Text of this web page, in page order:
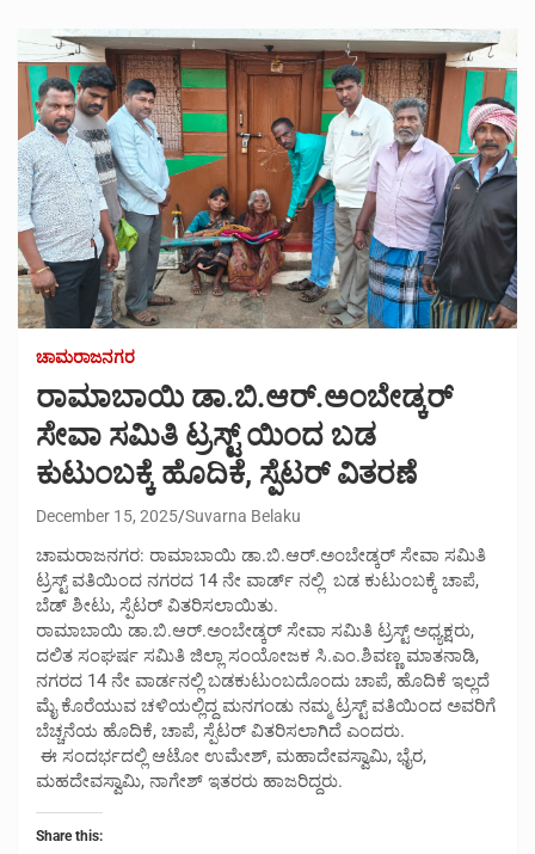
ಚಾಮರಾಜನಗರ
ರಾಮಾಬಾಯಿ ಡಾ.ಬಿ.ಆರ್.ಅಂಬೇಡ್ಕರ್
ಸೇವಾ ಸಮಿತಿ ಟ್ರಸ್ಟ್ ಯಿಂದ ಬಡ
ಕುಟುಂಬಕ್ಕೆ ಹೊದಿಕೆ, ಸ್ಪೆಟರ್ ವಿತರಣೆ
December 15, 2025 Suvarna Belaku
ಚಾಮರಾಜನಗರ: ರಾಮಾಬಾಯಿ ಡಾ.ಬಿ.ಆರ್.ಅಂಬೇಡ್ಕರ್ ಸೇವಾ ಸಮಿತಿ
ಟ್ರಸ್ಟ್ ವತಿಯಿಂದ ನಗರದ 14 ನೇ ವಾರ್ಡ್ ನಲ್ಲಿ ಬಡ ಕುಟುಂಬಕ್ಕೆ ಚಾಪೆ,
ಬೆಡ್ ಶೀಟು, ಸ್ಪೆಟರ್ ವಿತರಿಸಲಾಯಿತು.
ರಾಮಾಬಾಯಿ ಡಾ.ಬಿ.ಆರ್.ಅಂಬೇಡ್ಕರ್ ಸೇವಾ ಸಮಿತಿ ಟ್ರಸ್ಟ್ ಅಧ್ಯಕ್ಷರು,
ದಲಿತ ಸಂಘರ್ಷ ಸಮಿತಿ ಜಿಲ್ಲಾ ಸಂಯೋಜಕ ಸಿ.ಎಂ.ಶಿವಣ್ಣ ಮಾತನಾಡಿ,
ನಗರದ 14 ನೇ ವಾರ್ಡನಲ್ಲಿ ಬಡಕುಟುಂಬದೊಂದು ಚಾಪೆ, ಹೊದಿಕೆ ಇಲ್ಲದೆ
ಮೈ ಕೊರೆಯುವ ಚಳಿಯಲ್ಲಿದ್ದ ಮನಗಂಡು ನಮ್ಮ ಟ್ರಸ್ಟ್ ವತಿಯಿಂದ ಅವರಿಗೆ
ಬೆಚ್ಚನೆಯ ಹೊದಿಕೆ, ಚಾಪೆ, ಸ್ಪೆಟರ್ ವಿತರಿಸಲಾಗಿದೆ ಎಂದರು.
ಈ ಸಂದರ್ಭದಲ್ಲಿ ಆಟೋ ಉಮೇಶ್, ಮಹಾದೇವಸ್ವಾಮಿ, ಭೈರ,
ಮಹದೇವಸ್ವಾಮಿ, ನಾಗೇಶ್ ಇತರರು ಹಾಜರಿದ್ದರು.
Share this: